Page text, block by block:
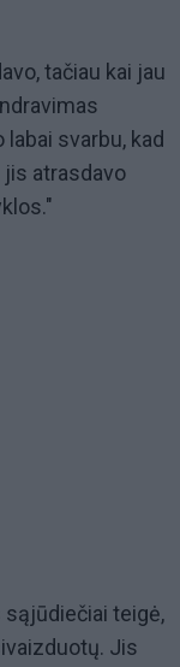
tačiau kai jau
svarbu, kad
atrasdavo
teigė,
Jis